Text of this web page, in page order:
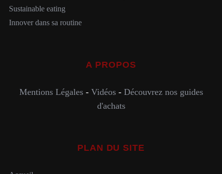
Sustainable eating
Innover dans sa routine
A PROPOS
Mentions Légales- Vidéos- Découvrez nos guides
d'achats
PLAN DU SITE